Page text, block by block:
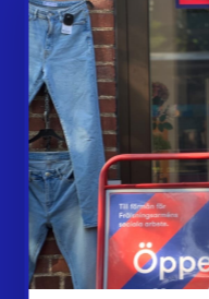
Webbshop
Butiker
Lämna in
Vårt överskott
Inlämningsplatser
Om Myrorna
Lediga jobb
Pressrum